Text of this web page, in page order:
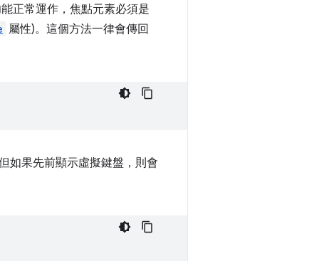
正常運作，焦點元素必須是
屬性)。這個方法一律會傳回
如果先前顯示虛擬鍵盤，則會